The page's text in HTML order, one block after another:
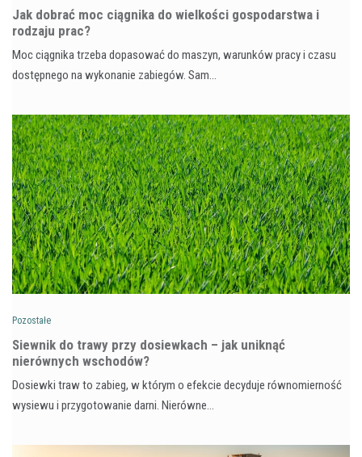
Jak dobrać moc ciągnika do wielkości gospodarstwa i
rodzaju prac?
Moc ciągnika trzeba dopasować do maszyn, warunków pracy i czasu
dostępnego na wykonanie zabiegów. Sam…
Pozostałe
Siewnik do trawy przy dosiewkach – jak uniknąć
nierównych wschodów?
Dosiewki traw to zabieg, w którym o efekcie decyduje równomierność
wysiewu i przygotowanie darni. Nierówne…